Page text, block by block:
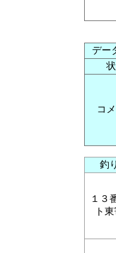
デー
コ
釣
１３
ト